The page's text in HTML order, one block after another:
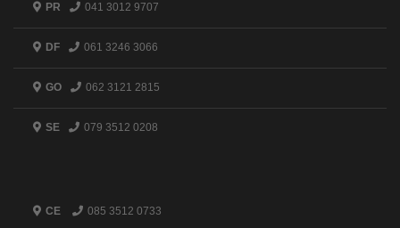
PR 041 3012 9707
DF 061 3246 3066
GO 062 3121 2815
SE 079 3512 0208
CE 085 3512 0733